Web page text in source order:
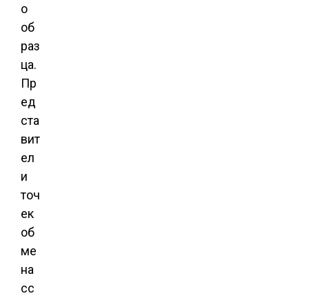
о
об
раз
ца.
Пр
ед
ста
вит
ел
и
точ
ек
об
ме
на
сс